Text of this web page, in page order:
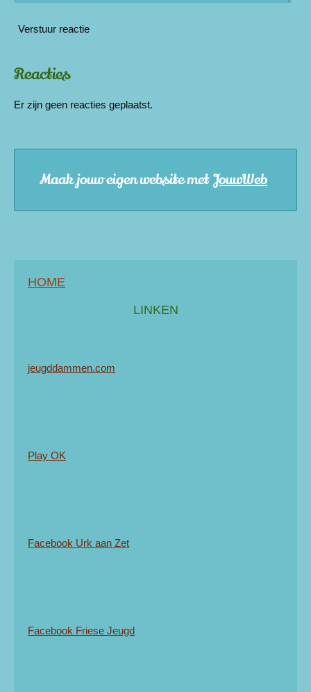
Verstuur reactie
Reacties
Er zijn geen reacties geplaatst.
Maak jouw eigen website met JouwWeb
HOME
LINKEN
jeugddammen.com
Play OK
Facebook Urk aan Zet
Facebook Friese Jeugd